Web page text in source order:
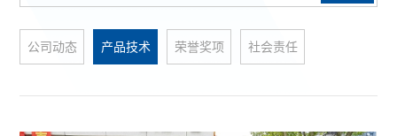
公司动态 产品技术 荣誉奖项 社会责任